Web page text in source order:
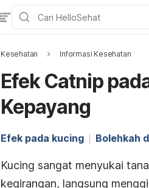
Kesehatan Informasi Kesehatan
Efek Catnip
Kepayang
Efek pada kucing Bolehkah
Kucing sangat menyukai
kegirangan, langsung